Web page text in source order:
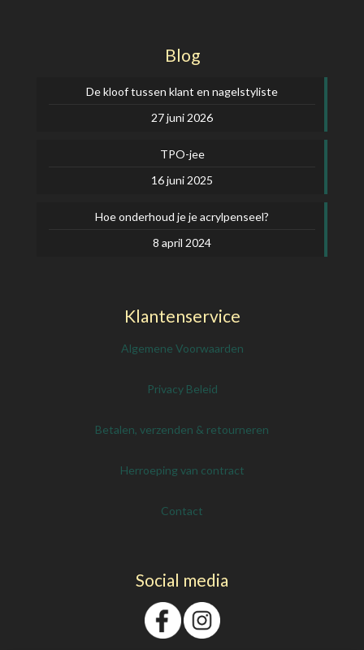
Blog
De kloof tussen klant en nagelstyliste
27 juni 2026
TPO-jee
16 juni 2025
Hoe onderhoud je je acrylpenseel?
8 april 2024
Klantenservice
Algemene Voorwaarden
Privacy Beleid
Betalen, verzenden & retourneren
Herroeping van contract
Contact
Social media